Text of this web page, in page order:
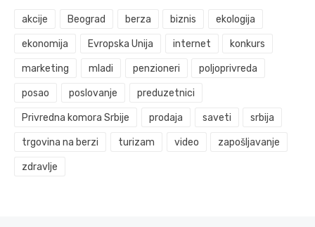
akcije Beograd berza biznis ekologija
ekonomija Evropska Unija internet konkurs
marketing mladi penzioneri poljoprivreda
posao poslovanje preduzetnici
Privredna komora Srbije prodaja saveti srbija
trgovina na berzi turizam video zapošljavanje
zdravlje